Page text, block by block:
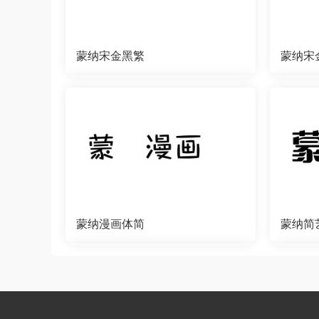
蒙纳宋金黑繁 蒙纳宋
蒙纳漫画体简 蒙纳简